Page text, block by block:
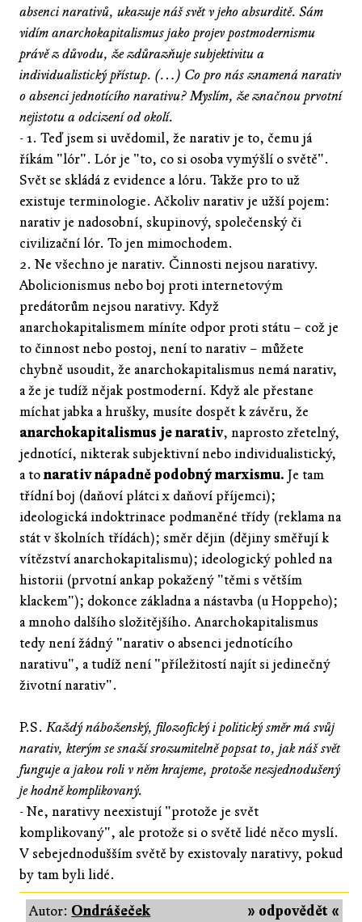
absenci narativů, ukazuje náš svět v jeho absurditě. Sám
vidím anarchokapitalismus jako projev postmodernismu
právě z důvodu, že zdůrazňuje subjektivitu a
individualistický přístup. (…) Co pro nás znamená narativ
o absenci jednotícího narativu? Myslím, že značnou prvotní
nejistotu a odcizení od okolí.
- 1. Teď jsem si uvědomil, že narativ je to, čemu já
říkám "lór". Lór je "to, co si osoba vymýšlí o světě".
Svět se skládá z evidence a lóru. Takže pro to už
existuje terminologie. Ačkoliv narativ je užší pojem:
narativ je nadosobní, skupinový, společenský či
civilizační lór. To jen mimochodem.
2. Ne všechno je narativ. Činnosti nejsou narativy.
Abolicionismus nebo boj proti internetovým
predátorům nejsou narativy. Když
anarchokapitalismem míníte odpor proti státu – což je
to činnost nebo postoj, není to narativ – můžete
chybně usoudit, že anarchokapitalismus nemá narativ,
a že je tudíž nějak postmoderní. Když ale přestane
míchat jabka a hrušky, musíte dospět k závěru, že
anarchokapitalismus je narativ, naprosto zřetelný,
jednotící, nikterak subjektivní nebo individualistický,
a tonarativ nápadně podobný marxismu. Je tam
třídní boj (daňoví plátci x daňoví příjemci);
ideologická indoktrinace podmaněné třídy (reklama na
stát v školních třídách); směr dějin (dějiny směřují k
vítězství anarchokapitalismu); ideologický pohled na
historii (prvotní ankap pokažený "těmi s větším
klackem"); dokonce základna a nástavba (u Hoppeho);
a mnoho dalšího složitějšího. Anarchokapitalismus
tedy není žádný "narativ o absenci jednotícího
narativu", a tudíž není "příležitostí najít si jedinečný
životní narativ".
P.S. Každý náboženský, filozofický i politický směr má svůj
narativ, kterým se snaží srozumitelně popsat to, jak náš svět
funguje a jakou roli v něm hrajeme, protože nezjednodušený
je hodně komplikovaný.
- Ne, narativy neexistují "protože je svět
komplikovaný", ale protože si o světě lidé něco myslí.
V sebejednodušším světě by existovaly narativy, pokud
by tam byli lidé.
» odpovědět «
Autor: Ondrášeček